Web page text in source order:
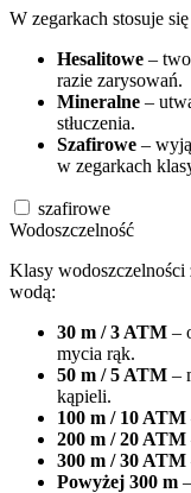
W zegarkach stosuje
Hesalitowe –
razie zarysowań.
Mineralne –
stłuczenia.
Szafirowe –
w zegarkach
szafirowe
Wodoszczelność
Klasy wodoszczelności
wodą:
30 m / 3 ATM –
mycia rąk.
50 m / 5 ATM –
kąpieli.
100 m / 10 ATM
200 m / 20 ATM
300 m / 30 ATM
Powyżej 300 m